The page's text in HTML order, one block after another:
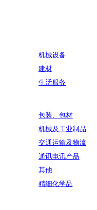
机械设备
建材
生活服务
包装、包材
机械及工业制品
交通运输及物流
通讯电讯产品
其他
精细化学品